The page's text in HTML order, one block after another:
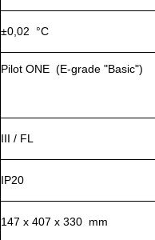
±0,02 °C
Pilot ONE (E-grade "Basic")
III / FL
IP20
147 x 407 x 330 mm